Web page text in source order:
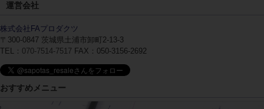
運営会社
株式会社FAプロダクツ
〒300-0847 茨城県土浦市卸町2-13-3
TEL： 070-7514-7517 FAX：050-3156-2692
おすすめメニュー